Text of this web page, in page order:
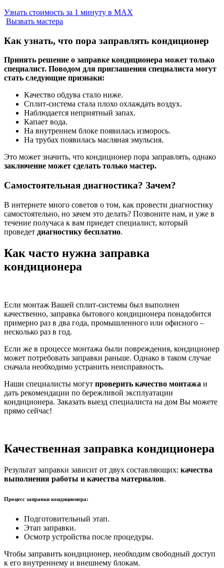
Узнать стоимость за 1 минуту в MAX
Вызвать мастера
Как узнать, что пора заправлять кондиционер
Принять решение о заправке кондиционера может только
специалист. Поводом для приглашения специалиста могут
стать следующие признаки:
Качество обдува стало ниже.
Сплит-система стала плохо охлаждать воздух.
Наблюдается неприятный запах.
Капает вода.
На внутреннем блоке появилась изморось.
На трубах появилась масляная эмульсия.
Это может значить, что кондиционер пора заправлять, однако
заключение может сделать только мастер.
Самостоятельная диагностика? Зачем?
В интернете много советов о том, как провести диагностику
самостоятельно, но зачем это делать? Позвоните нам, и уже в
течение получаса к вам приедет специалист, который
проведет диагностику бесплатно.
Как часто нужна заправка
кондиционера
Если монтаж Вашей сплит-системы был выполнен
качественно, заправка бытового кондиционера понадобится
примерно раз в два года, промышленного или офисного –
несколько раз в год.
Если же в процессе монтажа были повреждения, кондиционер
может потребовать заправки раньше. Однако в таком случае
сначала необходимо устранить неисправность.
Наши специалисты могут проверить качество монтажа и
дать рекомендации по бережливой эксплуатации
кондиционера. Заказать выезд специалиста на дом Вы можете
прямо сейчас!
Качественная заправка кондиционера
Результат заправки зависит от двух составляющих: качества
выполнения работы и качества материалов.
Процесс заправки кондиционера:
Подготовительный этап.
Этап заправки.
Осмотр устройства после процедуры.
Чтобы заправить кондиционер, необходим свободный доступ
к его внутреннему и внешнему блокам.